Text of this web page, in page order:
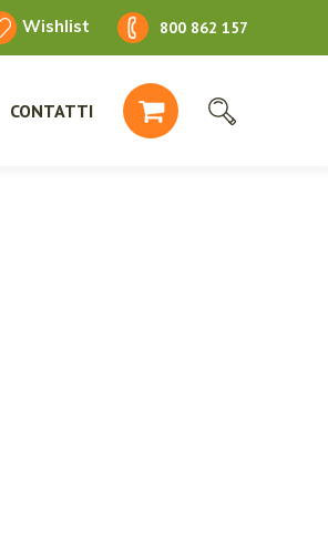
Wishlist 800 862 157
CONTATTI